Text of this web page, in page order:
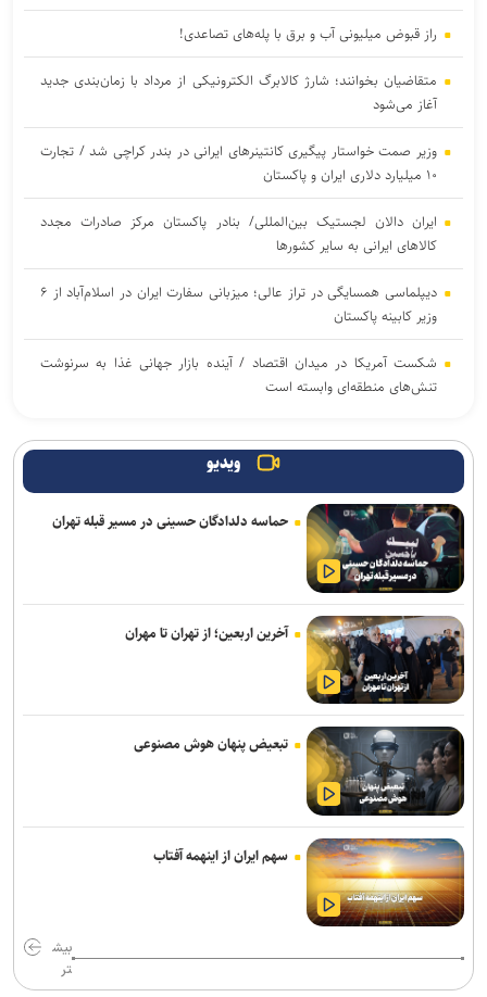
راز قبوض میلیونی آب و برق با پله‌های تصاعدی!
متقاضیان بخوانند؛ شارژ کالابرگ الکترونیکی از مرداد با زمان‌بندی جدید
آغاز می‌شود
وزیر صمت خواستار پیگیری کانتینر‌های ایرانی در بندر کراچی شد / تجارت
۱۰ میلیارد دلاری ایران و پاکستان
ایران دالان‌ لجستیک بین‌المللی/ بنادر پاکستان مرکز صادرات مجدد
کالاهای ایرانی به سایر کشورها
دیپلماسی همسایگی در تراز عالی؛ میزبانی سفارت ایران در اسلام‌آباد از ۶
وزیر کابینه پاکستان
شکست آمریکا در میدان اقتصاد / آینده بازار جهانی غذا به سرنوشت
تنش‌های منطقه‌ای وابسته است
ترافیک روان در محور‌های منتهی به مرز‌های اربعین / تردد روان در
محور‌های شمالی کشور
رگبار و رعدوبرق موقت در برخی نقاط مازندران و ارتفاعات البرز مرکزی
دو پیش‌شرط توسعه پالایشگاه‌های کوچک‌مقیاس/ راز کلید گذار از صنعت
پالایش سنتی به صنایع پیشرفته انرژی چیست؟
اتصال سامانه‌های وزارت جهادکشاورزی و نیرو برای مدیریت هوشمند
بهره‌برداری بهینه آب
صدور هشدار زرد در برخی نقاط استان / تهرانی‌ها امروز منتظر وزش باد و
آسمان نیمه‌ابری باشند
از اقتدار علمی تا اقتدار اقتصادی؛ تولید فناورانه شرط عبور اقتصاد ایران از
چرخه رانت و واردات‌محوری
ظرفیت ریلی برای بازگشت زائران اربعین افزایش یافت
ویدیو
حماسه دلدادگان حسینی در مسیر قبله تهران
آخرین اربعین؛ از تهران تا مهران
تبعیض پنهان هوش مصنوعی
سهم ایران از اینهمه آفتاب
بیش
تر